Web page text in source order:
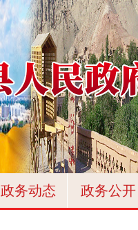
政务动态 政务公开